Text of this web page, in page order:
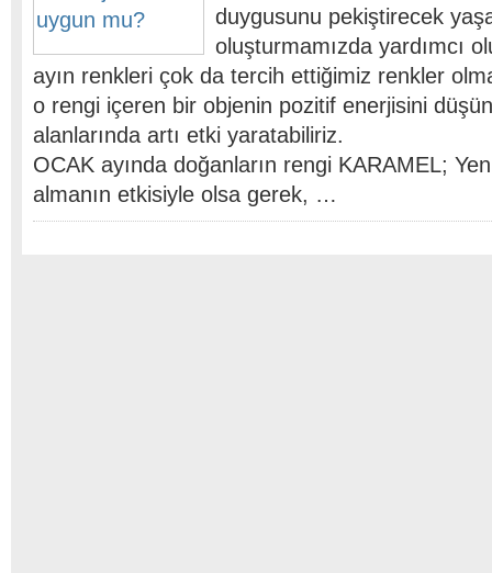
duygusunu pekiştirecek
oluşturmamızda yardımcı
ayın renkleri çok da tercih ettiğimiz renkler
o rengi içeren bir objenin pozitif enerjisini
alanlarında artı etki yaratabiliriz.
OCAK ayında doğanların rengi KARAMEL;
almanın etkisiyle olsa gerek, …